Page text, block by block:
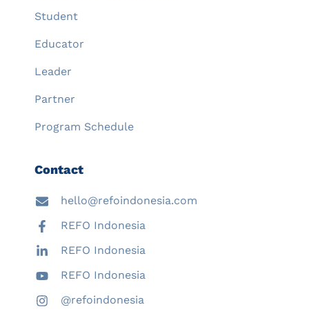
Student
Educator
Leader
Partner
Program Schedule
Contact
hello@refoindonesia.com
REFO Indonesia
REFO Indonesia
REFO Indonesia
@refoindonesia